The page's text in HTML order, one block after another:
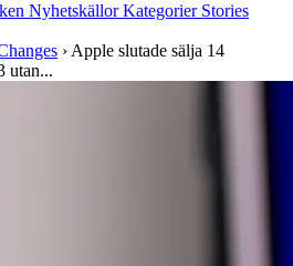
NyhetskällorKategorier Stories
› Apple slutade sälja 14
utan...